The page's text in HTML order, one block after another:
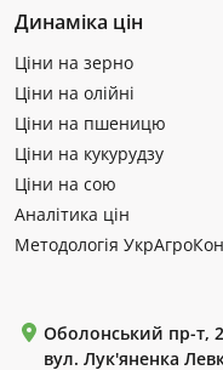
Динаміка цін
Ціни на зерно
Ціни на олійні
Ціни на пшеницю
Ціни на кукурудзу
Ціни на сою
Аналітика цін
Методологія
Оболонський пр-т,
вул. Лук'яненка